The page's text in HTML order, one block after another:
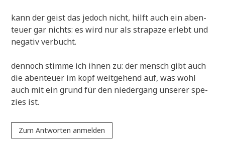
kann der geist das jedoch nicht, hilft auch ein aben­
teu­er gar nichts: es wird nur als stra­pa­ze erlebt und
nega­tiv verbucht.
den­noch stim­me ich ihnen zu: der mensch gibt auch
die aben­teu­er im kopf weit­ge­hend auf, was wohl
auch mit ein grund für den nie­der­gang unse­rer spe­
zi­es ist.
Zum Antworten anmelden